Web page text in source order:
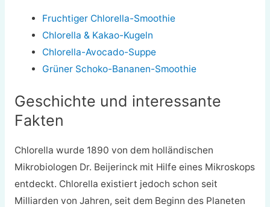
Fruchtiger Chlorella-Smoothie
Chlorella & Kakao-Kugeln
Chlorella-Avocado-Suppe
Grüner Schoko-Bananen-Smoothie
Geschichte und interessante
Fakten
Chlorella wurde 1890 von dem holländischen
Mikrobiologen Dr. Beijerinck mit Hilfe eines Mikroskops
entdeckt. Chlorella existiert jedoch schon seit
Milliarden von Jahren, seit dem Beginn des Planeten